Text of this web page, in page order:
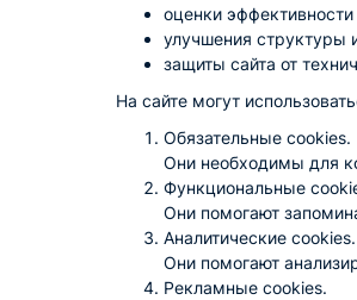
оценки
улучшения структуры
защиты сайта от
На сайте могут
Обязательные cookies.
Они необходимы для
Функциональные
Они помогают
Аналитические cookies.
Они помогают
Рекламные cookies.